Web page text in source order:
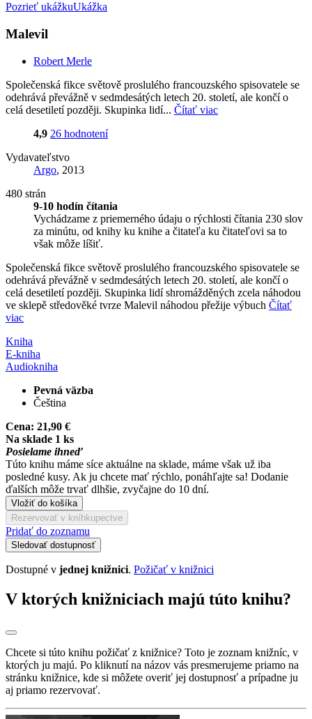
Pozrieť ukážkuUkážka
Malevil
Robert Merle
Společenská fikce světově proslulého francouzského spisovatele se
odehrává převážně v sedmdesátých letech 20. století, ale končí o
celá desetiletí později. Skupinka lidí... Čítať viac
4,9 26 hodnotení
Vydavateľstvo
Argo, 2013
480 strán
9-10 hodín čítania
Vychádzame z priemerného údaju o rýchlosti čítania 230 slov
za minútu, od knihy ku knihe a čitateľa ku čitateľovi sa to
však môže líšiť.
Společenská fikce světově proslulého francouzského spisovatele se
odehrává převážně v sedmdesátých letech 20. století, ale končí o
celá desetiletí později. Skupinka lidí shromážděných zcela náhodou
ve sklepě středověké tvrze Malevil náhodou přežije výbuch Čítať
viac
Kniha
E-kniha
Audiokniha
Pevná väzba
Čeština
Cena: 21,90 €
Na sklade 1 ks
Posielame ihneď
Túto knihu máme síce aktuálne na sklade, máme však už iba
posledné kusy. Ak ju chcete mať rýchlo, ponáhľajte sa! Dodanie
ďalších môže trvať dlhšie, zvyčajne do 10 dní.
Vložiť do košíka
Rezervovať v kníhkupectve
Pridať do zoznamu
Sledovať dostupnosť
Dostupné v jednej knižnici. Požičať v knižnici
V ktorých knižniciach majú túto knihu?
Chcete si túto knihu požičať z knižnice? Toto je zoznam knižníc, v
ktorých ju majú. Po kliknutí na názov vás presmerujeme priamo na
stránku knižnice, kde si môžete overiť jej dostupnosť a prípadne ju
aj priamo rezervovať.